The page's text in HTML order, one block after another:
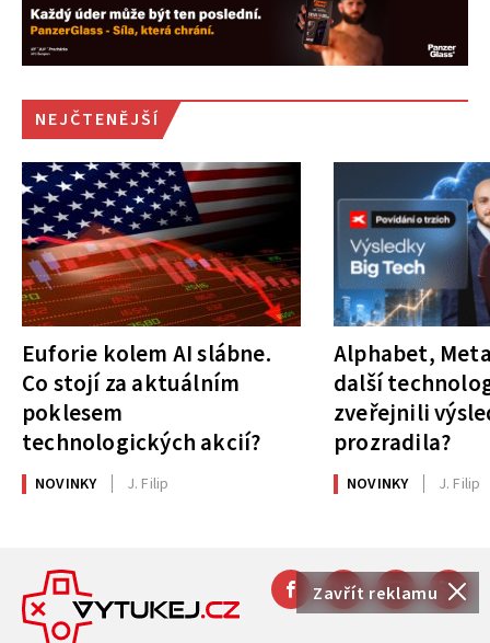
Zavřít reklamu
NEJČTENĚJŠÍ
Euforie kolem AI slábne.
Co stojí za aktuálním
poklesem
technologických akcií?
NOVINKY J. Filip
Alphabet,
další
zveřejnili
prozradila?
NOVINKY J. Filip